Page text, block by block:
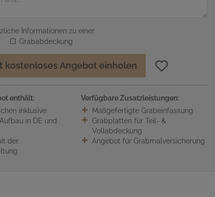
Informationen zu einer
Grababdeckung
kostenloses Angebot einholen
enthält:
inklusive
in DE und
der
Verfügbare Zusatzleistungen:
Maßgefertigte Grabeinfassung
Grabplatten für Teil- &
Vollabdeckung
Angebot für Grabmalversicherung